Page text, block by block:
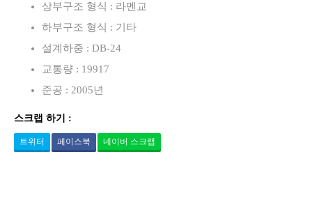
상부구조 형식 : 라멘교
하부구조 형식 : 기타
설계하중 : DB-24
교통량 : 19917
준공 : 2005년
스크랩 하기 :
트위터 페이스북 네이버 스크랩